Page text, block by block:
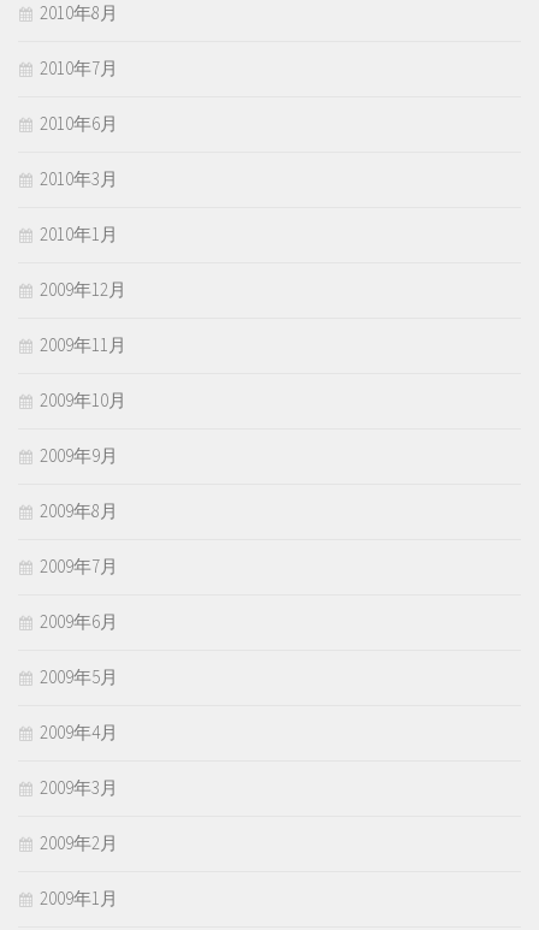
2010年8月
2010年7月
2010年6月
2010年3月
2010年1月
2009年12月
2009年11月
2009年10月
2009年9月
2009年8月
2009年7月
2009年6月
2009年5月
2009年4月
2009年3月
2009年2月
2009年1月